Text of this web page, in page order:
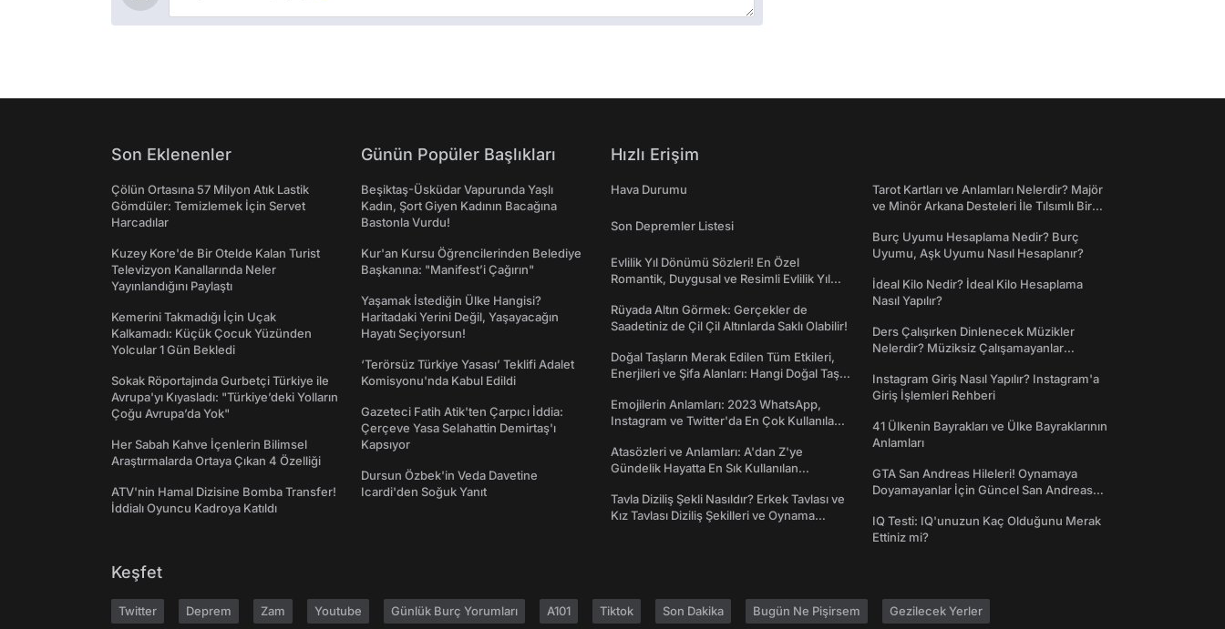
Son Eklenenler
Çölün Ortasına 57 Milyon Atık Lastik
Gömdüler: Temizlemek İçin Servet
Harcadılar
Kuzey Kore'de Bir Otelde Kalan Turist
Televizyon Kanallarında Neler
Yayınlandığını Paylaştı
Kemerini Takmadığı İçin Uçak
Kalkamadı: Küçük Çocuk Yüzünden
Yolcular 1 Gün Bekledi
Sokak Röportajında Gurbetçi Türkiye ile
Avrupa'yı Kıyasladı: "Türkiye’deki Yolların
Çoğu Avrupa’da Yok"
Her Sabah Kahve İçenlerin Bilimsel
Araştırmalarda Ortaya Çıkan 4 Özelliği
ATV'nin Hamal Dizisine Bomba Transfer!
İddialı Oyuncu Kadroya Katıldı
Günün Popüler Başlıkları
Beşiktaş-Üsküdar Vapurunda Yaşlı
Kadın, Şort Giyen Kadının Bacağına
Bastonla Vurdu!
Kur'an Kursu Öğrencilerinden Belediye
Başkanına: "Manifest’i Çağırın"
Yaşamak İstediğin Ülke Hangisi?
Haritadaki Yerini Değil, Yaşayacağın
Hayatı Seçiyorsun!
‘Terörsüz Türkiye Yasası’ Teklifi Adalet
Komisyonu'nda Kabul Edildi
Gazeteci Fatih Atik'ten Çarpıcı İddia:
Çerçeve Yasa Selahattin Demirtaş'ı
Kapsıyor
Dursun Özbek'in Veda Davetine
Icardi'den Soğuk Yanıt
Hızlı Erişim
Hava Durumu
Son Depremler Listesi
Evlilik Yıl Dönümü Sözleri! En Özel
Romantik, Duygusal ve Resimli Evlilik Yıl
Rüyada Altın Görmek: Gerçekler de
Saadetiniz de Çil Çil Altınlarda Saklı Olabilir!
Doğal Taşların Merak Edilen Tüm Etkileri,
Enerjileri ve Şifa Alanları: Hangi Doğal Taş
Emojilerin Anlamları: 2023 WhatsApp,
Instagram ve Twitter'da En Çok Kullanılan
Atasözleri ve Anlamları: A'dan Z'ye
Gündelik Hayatta En Sık Kullanılan
Tavla Diziliş Şekli Nasıldır? Erkek Tavlası ve
Kız Tavlası Diziliş Şekilleri ve Oynama
Tarot Kartları ve Anlamları Nelerdir? Majör
ve Minör Arkana Desteleri İle Tılsımlı Bir
Burç Uyumu Hesaplama Nedir? Burç
Uyumu, Aşk Uyumu Nasıl Hesaplanır?
İdeal Kilo Nedir? İdeal Kilo Hesaplama
Nasıl Yapılır?
Ders Çalışırken Dinlenecek Müzikler
Nelerdir? Müziksiz Çalışamayanlar
Instagram Giriş Nasıl Yapılır? Instagram'a
Giriş İşlemleri Rehberi
41 Ülkenin Bayrakları ve Ülke Bayraklarının
Anlamları
GTA San Andreas Hileleri! Oynamaya
Doyamayanlar İçin Güncel San Andreas
IQ Testi: IQ'unuzun Kaç Olduğunu Merak
Ettiniz mi?
Keşfet
Twitter Deprem Zam Youtube Günlük Burç Yorumları A101 Tiktok Son Dakika Bugün Ne Pişirsem Gezilecek Yerler